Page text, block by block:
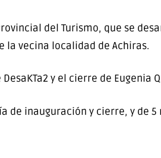
del Turismo, que se
la vecina localidad de Achiras.
y el cierre de Eugenia
de inauguración y cierre, y de